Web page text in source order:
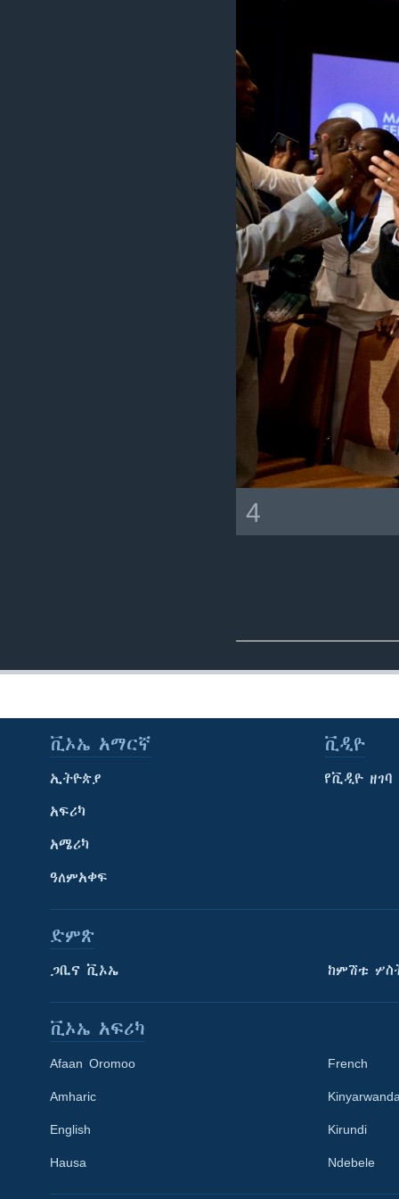
Learning English
4
ቪኦኤ አማርኛ
ኢትዮጵያ
አፍሪካ
አሜሪካ
ዓለምአቀፍ
ቪዲዮ
የቪዲዮ ዘገባ
ድምጽ
ጋቢና ቪኦኤ ከምሽቱ
ቪኦኤ አፍሪካ
Afaan Oromoo
Amharic
English
Hausa
French
Kirundi
Ndebele